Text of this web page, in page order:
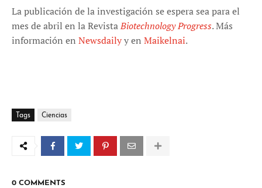
La publicación de la investigación se espera sea para el
mes de abril en la RevistaBiotechnology Progress. Más
información en Newsdailyy en Maikelnai.
Tags Ciencias
0 COMMENTS